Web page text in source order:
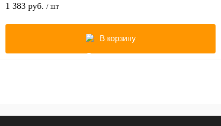
1 383 руб. / шт
В корзину